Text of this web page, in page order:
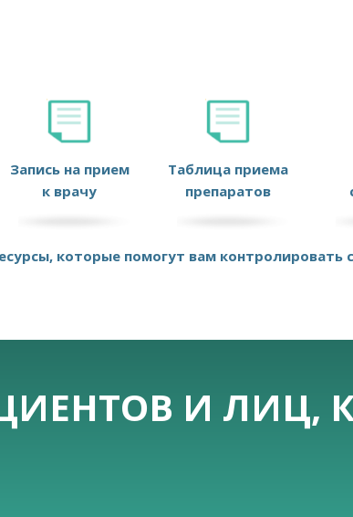
Запись на прием
к врачу
Таблица приема
препаратов
которые помогут вам контролировать
И ЛИЦ,